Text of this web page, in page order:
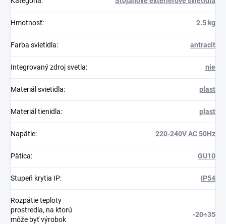
Hmotnosť: 2.5 kg
Farba svietidla: antracit
Integrovaný zdroj svetla: nie
Materiál svietidla: plast
Materiál tienidla: plast
Napätie: 220-240V AC 50Hz
Pätica: GU10
Stupeň krytia IP: IP54
Rozpätie teploty
prostredia, na ktorú
môže byť výrobok
-20÷35